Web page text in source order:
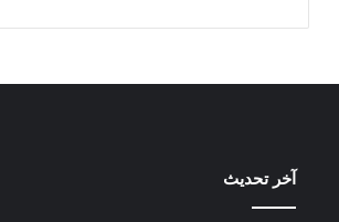
آخر تحديث